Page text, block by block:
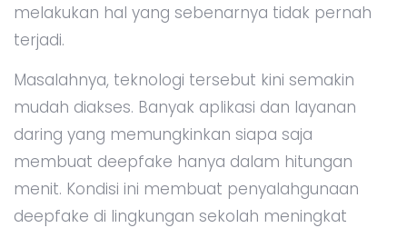
melakukan hal yang sebenarnya tidak pernah
terjadi.
Masalahnya, teknologi tersebut kini semakin
mudah diakses. Banyak aplikasi dan layanan
daring yang memungkinkan siapa saja
membuat deepfake hanya dalam hitungan
menit. Kondisi ini membuat penyalahgunaan
deepfake di lingkungan sekolah meningkat